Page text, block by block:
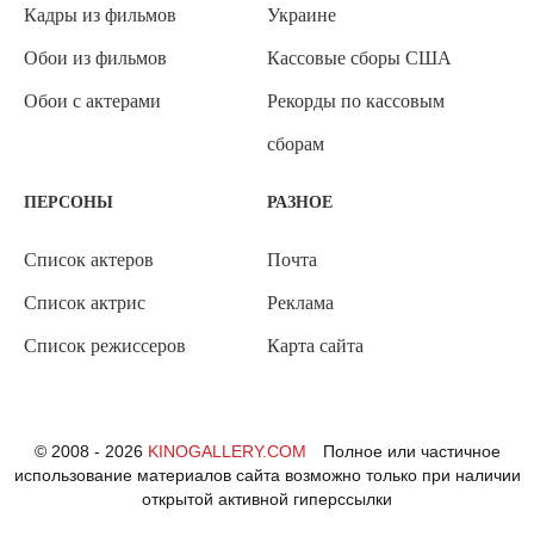
Кадры из фильмов
Обои из фильмов
Обои с актерами
Украине
Кассовые сборы США
Рекорды по кассовым
сборам
ПЕРСОНЫ
Список актеров
Список актрис
Список режиссеров
РАЗНОЕ
Почта
Реклама
Карта сайта
© 2008 - 2026 KINOGALLERY.COM
Полное или частичное
использование материалов сайта возможно только при наличии
открытой активной гиперссылки